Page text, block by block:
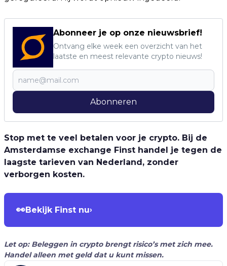
Abonneer je op onze nieuwsbrief!
Ontvang elke week een overzicht van het
laatste en meest relevante crypto nieuws!
Abonneren
Stop met te veel betalen voor je crypto. Bij de
Amsterdamse exchange Finst handel je tegen de
laagste tarieven van Nederland, zonder
verborgen kosten.
👀Bekijk Finst nu›
Let op: Beleggen in crypto brengt risico’s met zich mee.
Handel alleen met geld dat u kunt missen.